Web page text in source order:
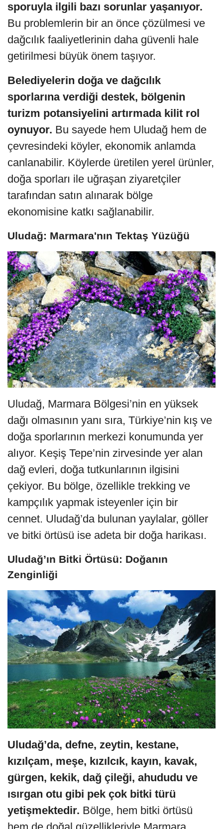
sporuyla ilgili bazı sorunlar yaşanıyor.
Bu problemlerin bir an önce çözülmesi ve
dağcılık faaliyetlerinin daha güvenli hale
getirilmesi büyük önem taşıyor.
Belediyelerin doğa ve dağcılık
sporlarına verdiği destek, bölgenin
turizm potansiyelini artırmada kilit rol
oynuyor. Bu sayede hem Uludağ hem de
çevresindeki köyler, ekonomik anlamda
canlanabilir. Köylerde üretilen yerel ürünler,
doğa sporları ile uğraşan ziyaretçiler
tarafından satın alınarak bölge
ekonomisine katkı sağlanabilir.
Uludağ: Marmara'nın Tektaş Yüzüğü
Uludağ, Marmara Bölgesi’nin en yüksek
dağı olmasının yanı sıra, Türkiye’nin kış ve
doğa sporlarının merkezi konumunda yer
alıyor. Keşiş Tepe’nin zirvesinde yer alan
dağ evleri, doğa tutkunlarının ilgisini
çekiyor. Bu bölge, özellikle trekking ve
kampçılık yapmak isteyenler için bir
cennet. Uludağ’da bulunan yaylalar, göller
ve bitki örtüsü ise adeta bir doğa harikası.
Uludağ’ın Bitki Örtüsü: Doğanın
Zenginliği
Uludağ’da, defne, zeytin, kestane,
kızılçam, meşe, kızılcık, kayın, kavak,
gürgen, kekik, dağ çileği, ahududu ve
ısırgan otu gibi pek çok bitki türü
yetişmektedir. Bölge, hem bitki örtüsü